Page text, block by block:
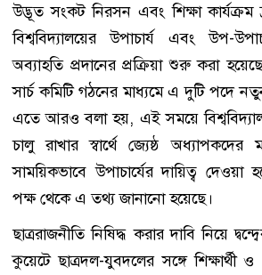
উদ্ভূত সংকট নিরসন এবং শিক্ষা
বিশ্ববিদ্যালয়ের উপাচার্য এবং উপ-
অব্যাহতি প্রদানের প্রক্রিয়া শুরু করা
সার্চ কমিটি গঠনের মাধ্যমে এ দুটি পদে
এতে আরও বলা হয়, এই সময়ে
চালু রাখার স্বার্থে জ্যেষ্ঠ
সাময়িকভাবে উপাচার্যের দায়িত্ব দেওয়া
পক্ষ থেকে এ তথ্য জানানো হয়েছে।
ছাত্ররাজনীতি নিষিদ্ধ করার দাবি নিয়ে
কুয়েটে ছাত্রদল-যুবদলের সঙ্গে শিক্ষার্থী ও